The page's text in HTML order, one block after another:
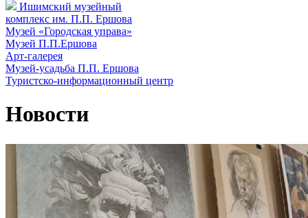
Ишимский музейный
комплекс им. П.П. Ершова
Музей «Городская управа»
Музей П.П.Ершова
Арт-галерея
Музей-усадьба П.П. Ершова
Туристско-информационный центр
Новости